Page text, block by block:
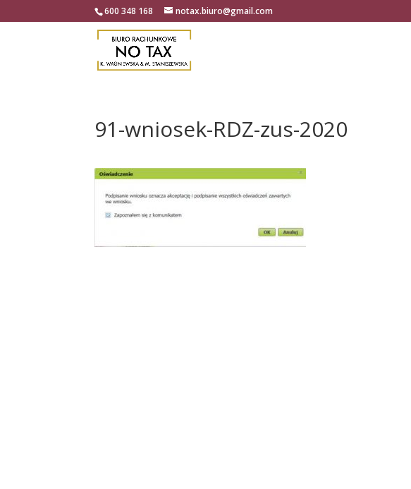
600 348 168 notax.biuro@gmail.com
91-wniosek-RDZ-zus-2020